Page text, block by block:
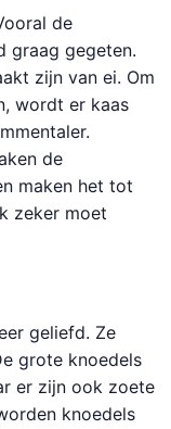
de
graag gegeten.
zijn van ei. Om
wordt er kaas
de
maken het tot
zeker moet
geliefd. Ze
grote knoedels
er zijn ook zoete
knoedels